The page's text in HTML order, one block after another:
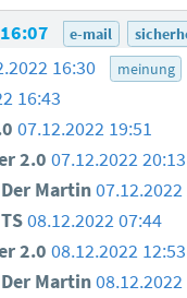
e-mail
16:30 meinung
16:43
07.12.2022 19:51
2.0 07.12.2022 20:13
Der Martin 07.12.2022
08.12.2022 07:44
2.0 08.12.2022 12:53
Der Martin 08.12.2022